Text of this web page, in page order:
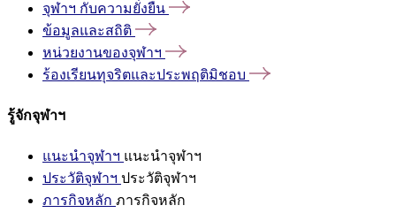
จุฬาฯ กับความยั่งยืน
ข้อมูลและสถิติ
หน่วยงานของจุฬาฯ
ร้องเรียนทุจริตและประพฤติมิชอบ
รู้จักจุฬาฯ
แนะนำจุฬาฯ แนะนำจุฬาฯ
ประวัติจุฬาฯ ประวัติจุฬาฯ
ภารกิจหลัก ภารกิจหลัก